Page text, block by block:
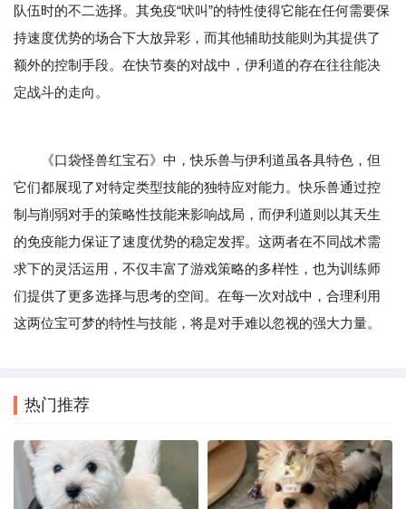
队伍时的不二选择。其免疫“吠叫”的特性使得它能在任何需要保
持速度优势的场合下大放异彩，而其他辅助技能则为其提供了
额外的控制手段。在快节奏的对战中，伊利道的存在往往能决
定战斗的走向。
《口袋怪兽红宝石》中，快乐兽与伊利道虽各具特色，但
它们都展现了对特定类型技能的独特应对能力。快乐兽通过控
制与削弱对手的策略性技能来影响战局，而伊利道则以其天生
的免疫能力保证了速度优势的稳定发挥。这两者在不同战术需
求下的灵活运用，不仅丰富了游戏策略的多样性，也为训练师
们提供了更多选择与思考的空间。在每一次对战中，合理利用
这两位宝可梦的特性与技能，将是对手难以忽视的强大力量。
热门推荐